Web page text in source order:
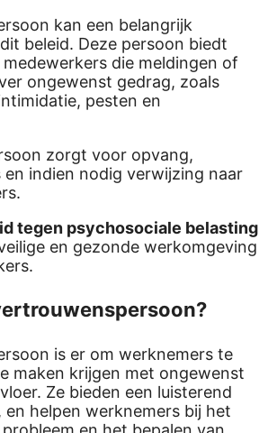
kan een belangrijk
beleid. Deze persoon biedt
die meldingen of
ongewenst gedrag, zoals
pesten en
zorgt voor opvang,
en indien nodig verwijzing naar
tegen psychosociale belasting
en gezonde werkomgeving
is er om werknemers te
maken krijgen met ongewenst
Ze bieden een luisterend
en helpen werknemers bij het